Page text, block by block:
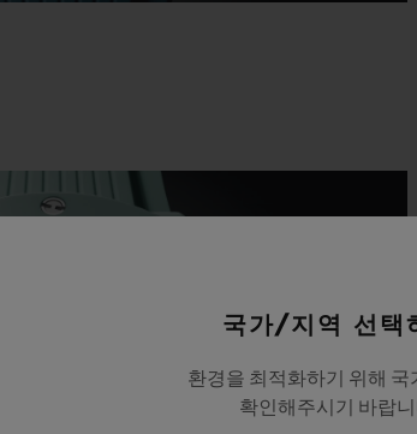
국가/지역 선택
환경을 최적화하기 위해
확인해주시기 바랍